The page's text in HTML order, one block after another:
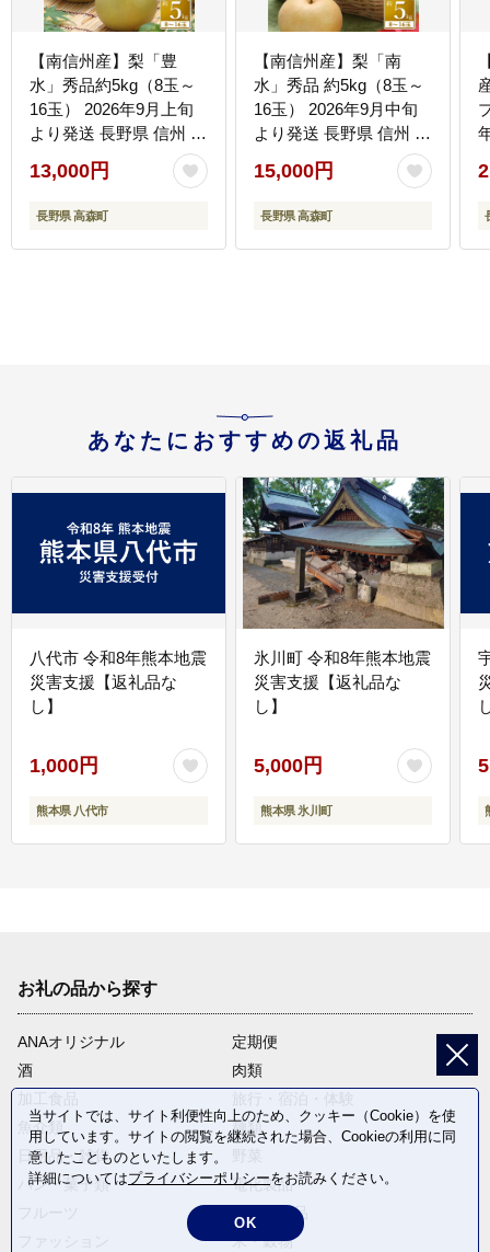
【南信州産】梨「豊
水」秀品約5kg（8玉～
16玉） 2026年9月上旬
より発送 長野県 信州 高
森町 産地直送 果物 くだ
もの なし ナシ 和梨 旬
旬の果物 旬の梨 ギフト
信州
13,000円
長野県 高森町
【南信州産】梨「南
水」秀品 約5kg（8玉～
16玉） 2026年9月中旬
より発送 長野県 信州 高
森町 産地直送 果物 くだ
もの なし ナシ 和梨 旬
旬の果物 旬の梨 なんす
み信州
15,000円
長野県 高森町
あなたにおすすめの返礼品
八代市 令和8年熊本地震
災害支援【返礼品な
し】
1,000円
熊本県 八代市
氷川町 令和8年熊本地震
災害支援【返礼品な
し】
5,000円
熊本県 氷川町
お礼の品から探す
ANAオリジナル
定期便
酒
肉類
魚介類
麺類
日用品・雑貨
パン・菓子類
電化製品
卵・乳製品
米・穀物
当サイトでは、サイト利便性向上のため、クッキー（Cookie）を使
用しています。サイトの閲覧を継続された場合、Cookieの利用に同
意したことものといたします。
詳細についてはプライバシーポリシーをお読みください。
OK